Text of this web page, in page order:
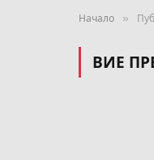
Начало »
ВИЕ